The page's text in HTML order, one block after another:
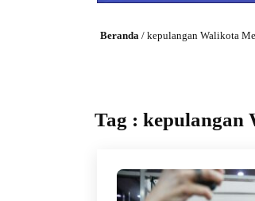
Beranda / kepulangan Walikota
Tag : kepulangan